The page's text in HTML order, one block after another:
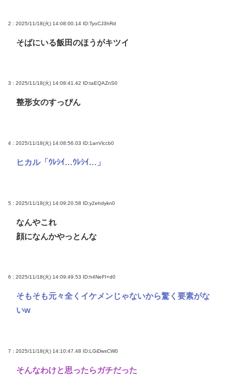
「片親の女だけはやめとけ」という風潮、広まりつ
つある
2 : 2025/11/18(火) 14:08:00.14 ID:TyoCJ3hRd
そばにいる飯田のほうがキツイ
3 : 2025/11/18(火) 14:08:41.42 ID:taEQAZnS0
整形女のすっぴん
4 : 2025/11/18(火) 14:08:56.03 ID:1anVlccb0
ヒカル「ｳﾚｼｲ…ｳﾚｼｲ…」
5 : 2025/11/18(火) 14:09:20.58 ID:y2ehdykn0
なんやこれ
顔になんかやっとんな
6 : 2025/11/18(火) 14:09:49.53 ID:h4NeFI+d0
そもそも元々全くイケメンじゃないから驚く要素がな
いw
7 : 2025/11/18(火) 14:10:47.48 ID:LGiDwxCW0
そんなわけと思ったらガチだった